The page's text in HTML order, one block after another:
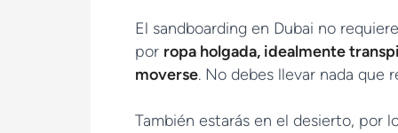
El sandboarding en Dubai no
por ropa holgada, idealmente
moverse. No debes llevar nada que
También estarás en el desierto, por